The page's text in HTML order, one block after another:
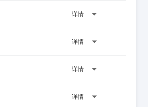
详情
详情
详情
详情